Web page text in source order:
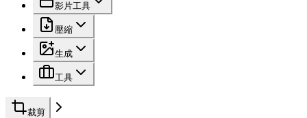
影片工具
壓縮
生成
工具
裁剪